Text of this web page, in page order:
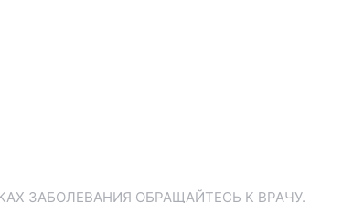
ЗАБОЛЕВАНИЯ ОБРАЩАЙТЕСЬ К ВРАЧУ.